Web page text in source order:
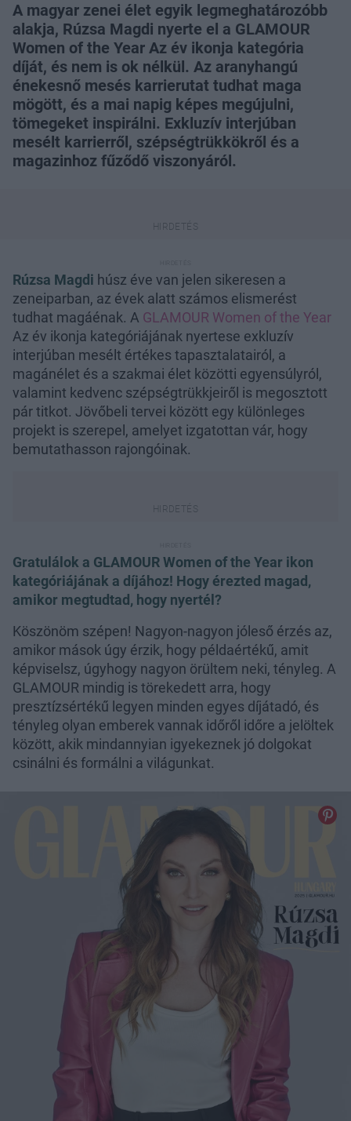
A magyar zenei élet egyik legmeghatározóbb
alakja, Rúzsa Magdi nyerte el a GLAMOUR
Women of the Year Az év ikonja kategória
díját, és nem is ok nélkül. Az aranyhangú
énekesnő mesés karrierutat tudhat maga
mögött, és a mai napig képes megújulni,
tömegeket inspirálni. Exkluzív interjúban
mesélt karrierről, szépségtrükkökről és a
magazinhoz fűződő viszonyáról.
Rúzsa Magdi húsz éve van jelen sikeresen a
zeneiparban, az évek alatt számos elismerést
tudhat magáénak. A GLAMOUR Women of the Year
Az év ikonja kategóriájának nyertese exkluzív
interjúban mesélt értékes tapasztalatairól, a
magánélet és a szakmai élet közötti egyensúlyról,
valamint kedvenc szépségtrükkjeiről is megosztott
pár titkot. Jövőbeli tervei között egy különleges
projekt is szerepel, amelyet izgatottan vár, hogy
bemutathasson rajongóinak.
Gratulálok a GLAMOUR Women of the Year ikon
kategóriájának a díjához! Hogy érezted magad,
amikor megtudtad, hogy nyertél?
Köszönöm szépen! Nagyon-nagyon jóleső érzés az,
amikor mások úgy érzik, hogy példaértékű, amit
képviselsz, úgyhogy nagyon örültem neki, tényleg. A
GLAMOUR mindig is törekedett arra, hogy
presztízsértékű legyen minden egyes díjátadó, és
tényleg olyan emberek vannak időről időre a jelöltek
között, akik mindannyian igyekeznek jó dolgokat
csinálni és formálni a világunkat.